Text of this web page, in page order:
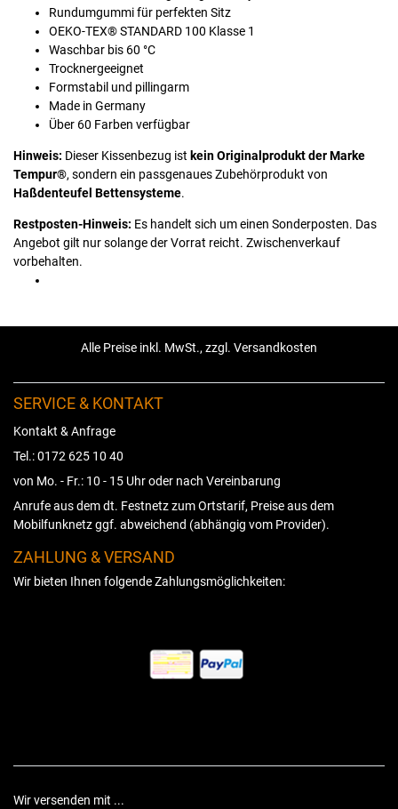
Rundumgummi für perfekten Sitz
OEKO-TEX® STANDARD 100 Klasse 1
Waschbar bis 60 °C
Trocknergeeignet
Formstabil und pillingarm
Made in Germany
Über 60 Farben verfügbar
Hinweis: Dieser Kissenbezug ist kein Originalprodukt der Marke
Tempur®, sondern ein passgenaues Zubehörprodukt von
Haßdenteufel Bettensysteme.
Restposten-Hinweis: Es handelt sich um einen Sonderposten. Das
Angebot gilt nur solange der Vorrat reicht. Zwischenverkauf
vorbehalten.
Alle Preise inkl. MwSt., zzgl. Versandkosten
SERVICE & KONTAKT
Kontakt & Anfrage
Tel.: 0172 625 10 40
von Mo. - Fr.: 10 - 15 Uhr oder nach Vereinbarung
Anrufe aus dem dt. Festnetz zum Ortstarif, Preise aus dem
Mobilfunknetz ggf. abweichend (abhängig vom Provider).
ZAHLUNG & VERSAND
Wir bieten Ihnen folgende Zahlungsmöglichkeiten:
Wir versenden mit ...